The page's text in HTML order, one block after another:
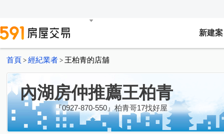
新建案
首頁 > 經紀業者 > 王柏青的店舖
內湖房仲推薦王柏青
『0927-870-550』柏青哥17找好屋